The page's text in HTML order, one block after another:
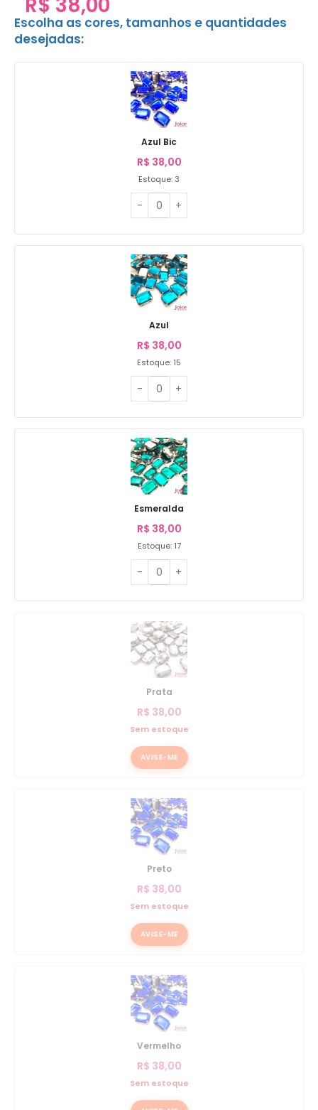
Escolha as cores, tamanhos e quantidades
desejadas:
Azul Bic
R$ 38,00
Estoque: 3
Azul
R$ 38,00
Estoque: 15
Esmeralda
R$ 38,00
Estoque: 17
Prata
R$ 38,00
Sem estoque
AVISE-ME
Preto
R$ 38,00
Sem estoque
AVISE-ME
Vermelho
R$ 38,00
Sem estoque